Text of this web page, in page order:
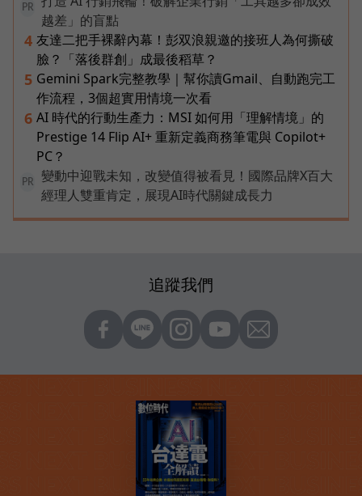
PR
越差」的盲點
4 友達二把手裸辭內幕！彭双浪親邀的接班人為何撕破
臉？「落後群創」成最後稻草？
5 Gemini Spark完整教學｜幫你讀Gmail、自動跑完工
作流程，3個超實用情境一次看
6 AI 時代的行動生產力：MSI 如何用「理解情境」的
Prestige 14 Flip AI+ 重新定義商務筆電與 Copilot+
PC？
PR
變動中迎戰未知，改變值得被看見！國際品牌X百大
經理人雙重肯定，展現AI時代關鍵成長力
追蹤我們